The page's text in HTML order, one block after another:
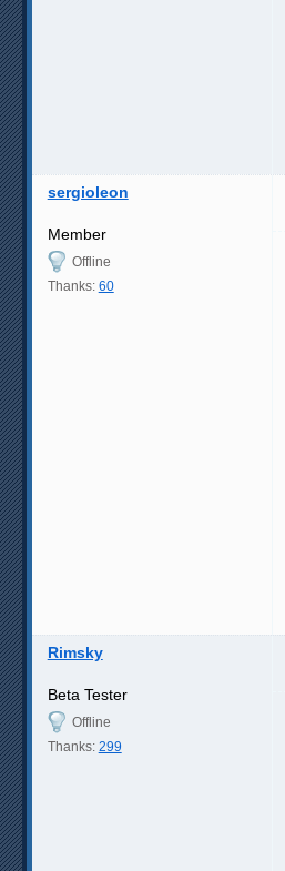
sergioleon
Member
Offline
Thanks: 60
Rimsky
Beta Tester
Offline
Thanks: 299